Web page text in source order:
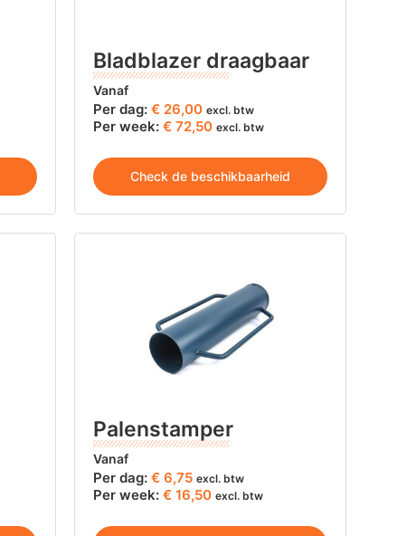
Bladblazer draagbaar
Vanaf
Per dag: € 26,00 excl. btw
Per week: € 72,50 excl. btw
Check de beschikbaarheid
Palenstamper
Vanaf
Per dag: € 6,75 excl. btw
Per week: € 16,50 excl. btw